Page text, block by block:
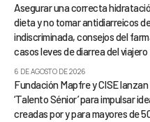
Asegurar una correcta
dieta y no tomar antidiarreicos
indiscriminada, consejos del
casos leves de diarrea del viajero
6 DE AGOSTO DE 2026
Fundación Mapfre y CISE
‘Talento Sénior’ para impulsar
creadas por y para mayores de